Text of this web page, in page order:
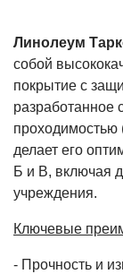
Линолеум
собой
покрытие с
разработанное
проходимостью
делает его
Б и В, включая
учреждения.
Ключевые
- Прочность и